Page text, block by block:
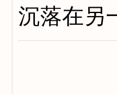
沉落在另